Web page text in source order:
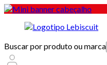
Buscar por produto ou marca